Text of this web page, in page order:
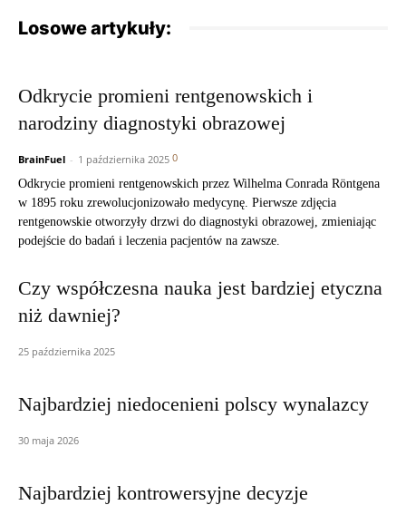
Losowe artykuły:
Odkrycie promieni rentgenowskich i
narodziny diagnostyki obrazowej
BrainFuel - 1 października 2025 0
Odkrycie promieni rentgenowskich przez Wilhelma Conrada Röntgena
w 1895 roku zrewolucjonizowało medycynę. Pierwsze zdjęcia
rentgenowskie otworzyły drzwi do diagnostyki obrazowej, zmieniając
podejście do badań i leczenia pacjentów na zawsze.
Czy współczesna nauka jest bardziej etyczna
niż dawniej?
25 października 2025
Najbardziej niedocenieni polscy wynalazcy
30 maja 2026
Najbardziej kontrowersyjne decyzje